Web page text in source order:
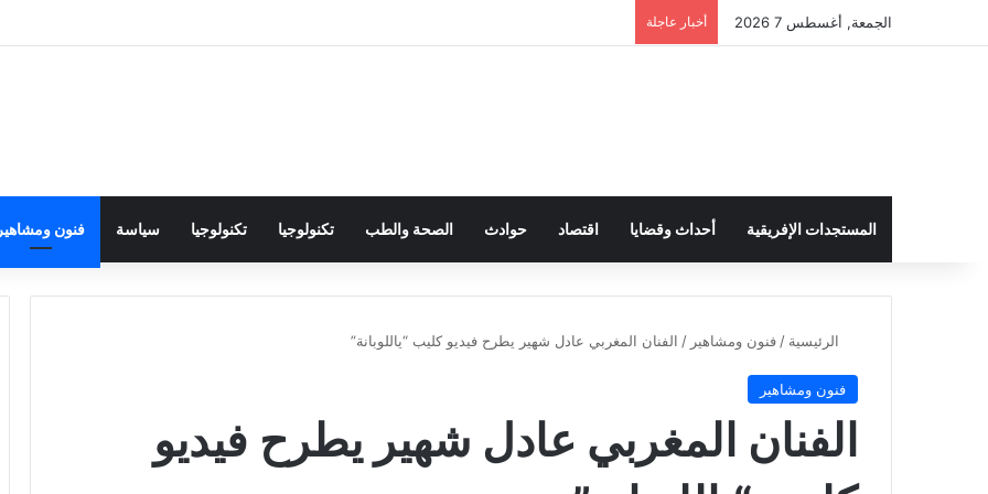
الجمعة, أغسطس 7 2026 أخبار عاجلة
المستجدات الإفريقية أحداث وقضايا اقتصاد حوادث الصحة والطب تكنولوجيا تكنولوجيا سياسة فنون ومشاهير
الرئيسية /فنون ومشاهير / الفنان المغربي عادل شهير يطرح فيديو كليب “ياللوبانة”
فنون ومشاهير
الفنان المغربي عادل شهير يطرح فيديو